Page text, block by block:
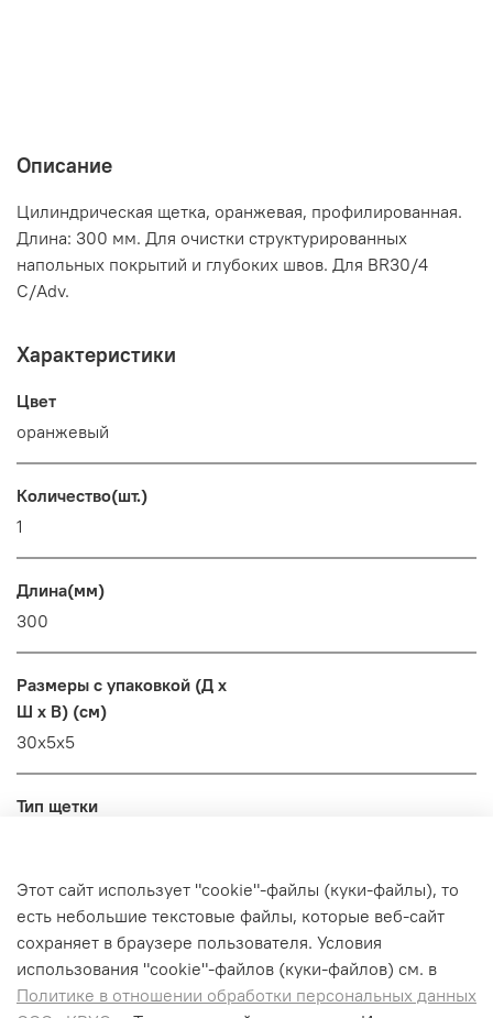
Описание
Цилиндрическая щетка, оранжевая, профилированная.
Длина: 300 мм. Для очистки структурированных
напольных покрытий и глубоких швов. Для BR30/4
C/Adv.
Характеристики
Цвет
оранжевый
Количество(шт.)
1
Длина(мм)
300
Размеры с упаковкой (Д x
Ш x В) (см)
30x5x5
Тип щетки
Вес с упаковкой (кг)
Этот сайт использует "cookie"-файлы (куки-файлы), то
есть небольшие текстовые файлы, которые веб-сайт
сохраняет в браузере пользователя. Условия
использования "cookiе"-файлов (куки-файлов) см. в
Политике в отношении обработки персональных данных